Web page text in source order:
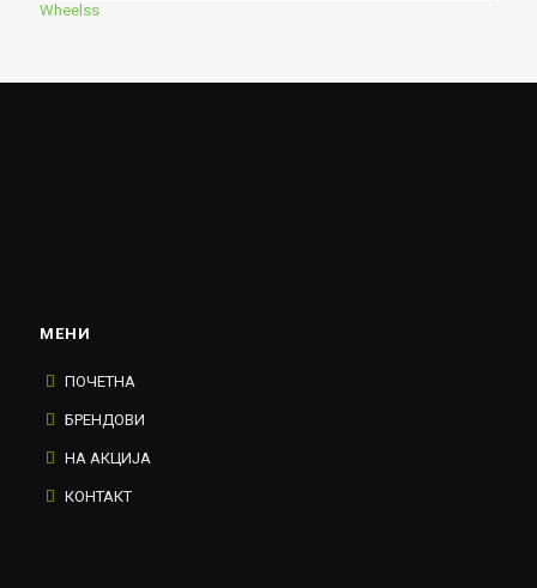
Wheelss
МЕНИ
ПОЧЕТНА
БРЕНДОВИ
НА АКЦИЈА
КОНТАКТ